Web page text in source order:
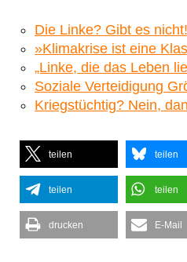
Die Linke? Gibt es nicht!
»Klimakrise ist eine
„Linke, die das Leben
Soziale Verteidigung
Kriegstüchtig? Nein,
teilen teilen
teilen teilen
drucken E-Mail